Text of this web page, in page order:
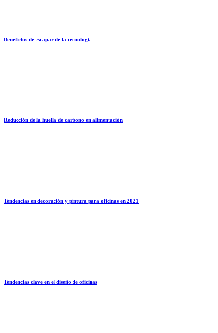
Beneficios de escapar de la tecnología
Reducción de la huella de carbono en alimentación
Tendencias en decoración y pintura para oficinas en 2021
Tendencias clave en el diseño de oficinas